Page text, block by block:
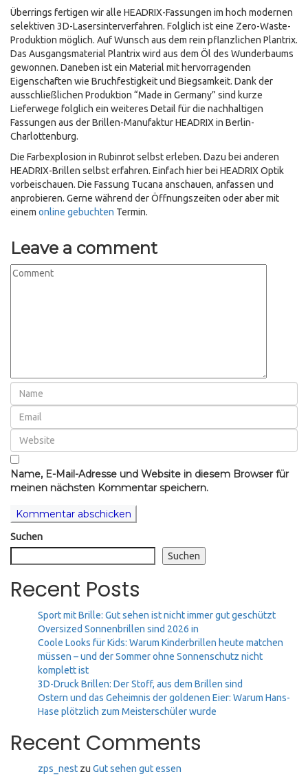
Überrings fertigen wir alle HEADRIX-Fassungen im hoch modernen
selektiven 3D-Lasersinterverfahren. Folglich ist eine Zero-Waste-
Produktion möglich. Auf Wunsch aus dem rein pflanzlichen Plantrix.
Das Ausgangsmaterial Plantrix wird aus dem Öl des Wunderbaums
gewonnen. Daneben ist ein Material mit hervorragenden
Eigenschaften wie Bruchfestigkeit und Biegsamkeit. Dank der
ausschließlichen Produktion “Made in Germany” sind kurze
Lieferwege folglich ein weiteres Detail für die nachhaltigen
Fassungen aus der Brillen-Manufaktur HEADRIX in Berlin-
Charlottenburg.
Die Farbexplosion in Rubinrot selbst erleben. Dazu bei anderen
HEADRIX-Brillen selbst erfahren. Einfach hier bei HEADRIX Optik
vorbeischauen. Die Fassung Tucana anschauen, anfassen und
anprobieren. Gerne während der Öffnungszeiten oder aber mit
einem online gebuchten Termin.
Leave a comment
Name, E-Mail-Adresse und Website in diesem Browser für
meinen nächsten Kommentar speichern.
Suchen
Suchen
Recent Posts
Sport mit Brille: Gut sehen ist nicht immer gut geschützt
Oversized Sonnenbrillen sind 2026 in
Coole Looks für Kids: Warum Kinderbrillen heute matchen
müssen – und der Sommer ohne Sonnenschutz nicht
komplett ist
3D-Druck Brillen: Der Stoff, aus dem Brillen sind
Ostern und das Geheimnis der goldenen Eier: Warum Hans-
Hase plötzlich zum Meisterschüler wurde
Recent Comments
zps_nest zu Gut sehen gut essen